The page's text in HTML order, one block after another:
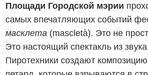
Площади Городской мэрии
самых впечатляющих событий
масклета (mascletà). Это не
Это настоящий спектакль из
Пиротехники создают